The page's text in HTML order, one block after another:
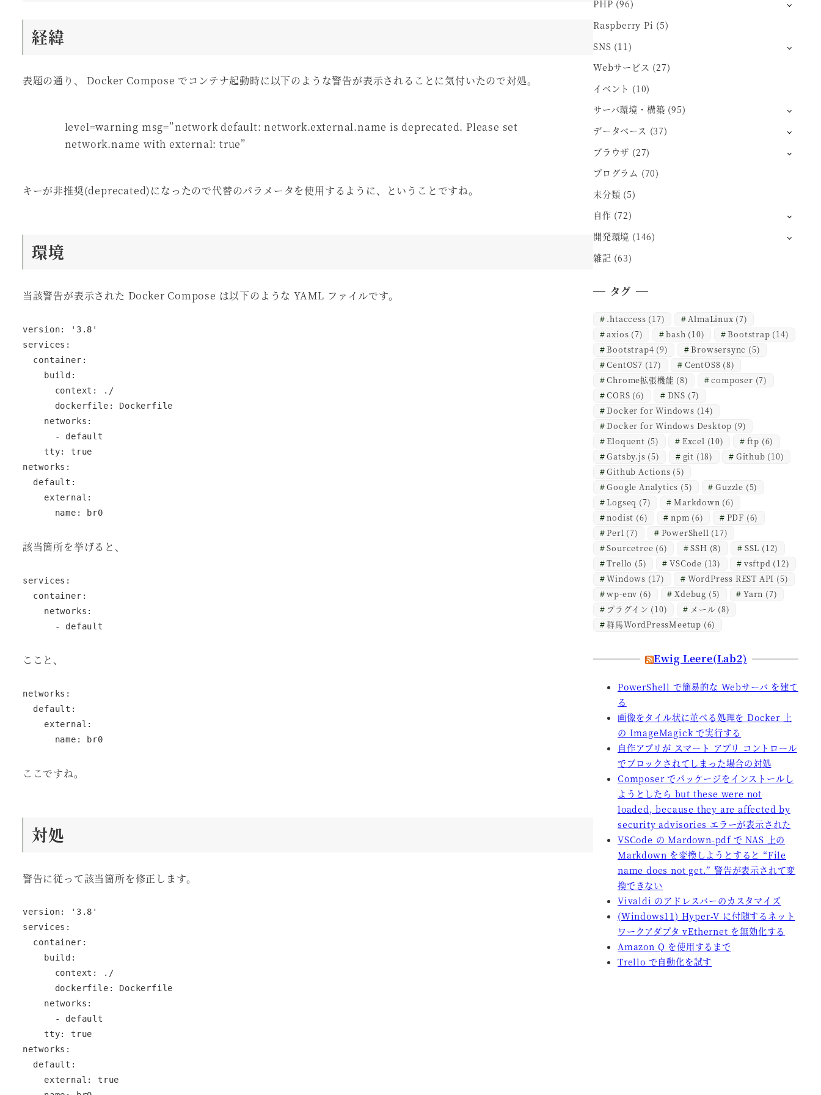
経緯
表題の通り、 Docker Compose でコンテナ起動時に以下のような警告が表示されることに気付いたので対処。
level=warning msg=”network default: network.external.name is deprecated. Please set
network.name with external: true”
キーが非推奨(deprecated)になったので代替のパラメータを使用するように、ということですね。
環境
当該警告が表示された Docker Compose は以下のような YAML ファイルです。
version: '3.8'
services:
networks:
      name: br0
該当箇所を挙げると、
services:
      - default
ここと、
networks:
      name: br0
ここですね。
対処
警告に従って該当箇所を修正します。
version: '3.8'
services:
networks:
PHP (96)
Raspberry Pi (5)
SNS (11)
Webサービス (27)
イベント (10)
サーバ環境・構築 (95)
データベース (37)
ブラウザ (27)
プログラム (70)
未分類 (5)
自作 (72)
開発環境 (146)
雑記 (63)
タグ
.htaccess (17) AlmaLinux (7)
axios (7) bash (10) Bootstrap (14)
Bootstrap4 (9) Browsersync (5)
CentOS7 (17) CentOS8 (8)
Chrome拡張機能 (8) composer (7)
CORS (6) DNS (7)
Docker for Windows (14)
Docker for Windows Desktop (9)
Eloquent (5) Excel (10) ftp (6)
Gatsby.js (5) git (18) Github (10)
Github Actions (5)
Google Analytics (5) Guzzle (5)
Logseq (7) Markdown (6)
nodist (6) npm (6) PDF (6)
Perl (7) PowerShell (17)
Sourcetree (6) SSH (8) SSL (12)
Trello (5) VSCode (13) vsftpd (12)
Windows (17) WordPress REST API (5)
wp-env (6) Xdebug (5) Yarn (7)
プラグイン (10) メール (8)
群馬WordPressMeetup (6)
Ewig Leere(Lab2)
PowerShell で簡易的な Webサーバ を建て
る
画像をタイル状に並べる処理を Docker 上
の ImageMagick で実行する
自作アプリが スマート アプリ コントロール
でブロックされてしまった場合の対処
Composer でパッケージをインストールし
ようとしたら but these were not
loaded, because they are affected by
security advisories エラーが表示された
VSCode の Mardown-pdf で NAS 上の
Markdown を変換しようとすると “File
name does not get.” 警告が表示されて変
換できない
Vivaldi のアドレスバーのカスタマイズ
(Windows11) Hyper-V に付随するネット
ワークアダプタ vEthernet を無効化する
Amazon Q を使用するまで
Trello で自動化を試す